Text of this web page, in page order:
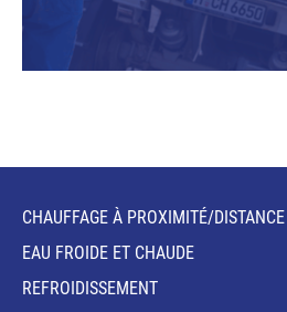
CHAUFFAGE À PROXIMITÉ/DISTANCE
EAU FROIDE ET CHAUDE
REFROIDISSEMENT